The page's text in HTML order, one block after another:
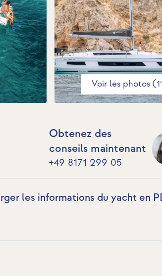
Voir les photos
Obtenez des
conseils maintenant
+49 8171 299 05
les informations du yacht en